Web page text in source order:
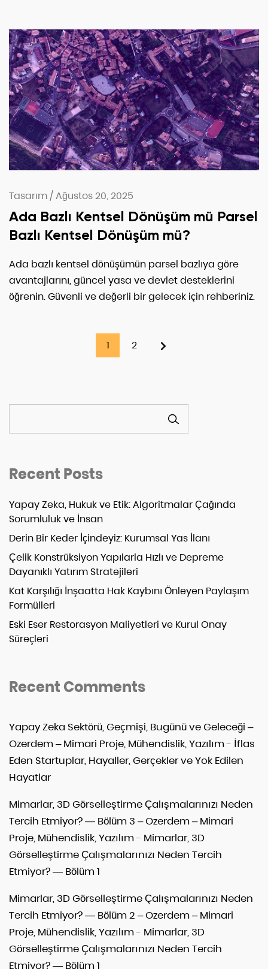
Tasarım /Ağustos 20, 2025
Ada Bazlı Kentsel Dönüşüm mü Parsel
Bazlı Kentsel Dönüşüm mü?
Ada bazlı kentsel dönüşümün parsel bazlıya göre
avantajlarını, güncel yasa ve devlet desteklerini
öğrenin. Güvenli ve değerli bir gelecek için rehberiniz.
1 2
Recent Posts
Yapay Zeka, Hukuk ve Etik: Algoritmalar Çağında
Sorumluluk ve İnsan
Derin Bir Keder İçindeyiz: Kurumsal Yas İlanı
Çelik Konstrüksiyon Yapılarla Hızlı ve Depreme
Dayanıklı Yatırım Stratejileri
Kat Karşılığı İnşaatta Hak Kaybını Önleyen Paylaşım
Formülleri
Eski Eser Restorasyon Maliyetleri ve Kurul Onay
Süreçleri
Recent Comments
Yapay Zeka Sektörü, Geçmişi, Bugünü ve Geleceği –
Ozerdem – Mimari Proje, Mühendislik, Yazılım- İflas
Eden Startuplar, Hayaller, Gerçekler ve Yok Edilen
Hayatlar
Mimarlar, 3D Görselleştirme Çalışmalarınızı Neden
Tercih Etmiyor? — Bölüm 3 – Ozerdem – Mimari
Proje, Mühendislik, Yazılım- Mimarlar, 3D
Görselleştirme Çalışmalarınızı Neden Tercih
Etmiyor? — Bölüm 1
Mimarlar, 3D Görselleştirme Çalışmalarınızı Neden
Tercih Etmiyor? — Bölüm 2 – Ozerdem – Mimari
Proje, Mühendislik, Yazılım- Mimarlar, 3D
Görselleştirme Çalışmalarınızı Neden Tercih
Etmiyor? — Bölüm 1